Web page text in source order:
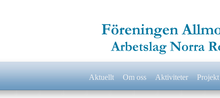
Aktuellt Om oss Aktiviteter